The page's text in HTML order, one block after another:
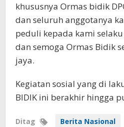
khususnya Ormas bidik
dan seluruh anggotanya
peduli kepada kami
dan semoga Ormas Bidik
jaya.
Kegiatan sosial yang di
BIDIK ini berakhir hingga
Ditag Berita Nasional